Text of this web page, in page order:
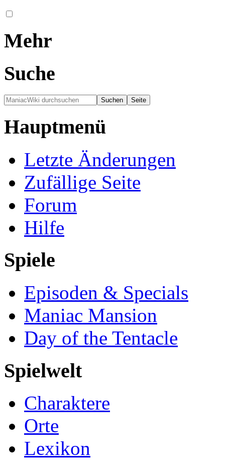
Mehr
Suche
Hauptmenü
Letzte Änderungen
Zufällige Seite
Forum
Hilfe
Spiele
Episoden & Specials
Maniac Mansion
Day of the Tentacle
Spielwelt
Charaktere
Orte
Lexikon